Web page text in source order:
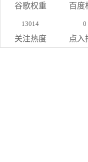
谷歌权重 百度
13014
关注热度
0
点入